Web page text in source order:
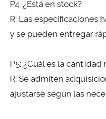
P4: ¿Está en stock?
R: Las especificaciones
y se pueden entregar
P5: ¿Cuál es la
R: Se admiten
ajustarse según las